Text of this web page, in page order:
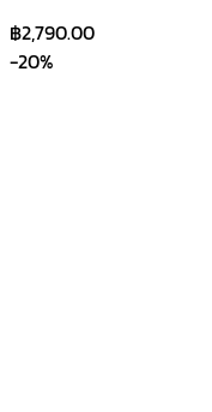
฿2,790.00
-20%